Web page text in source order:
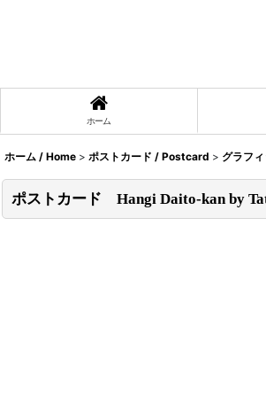
ホーム
ホーム / Home > ポストカード / Postcard > グラフ
ポストカード Hangi Daito-kan by